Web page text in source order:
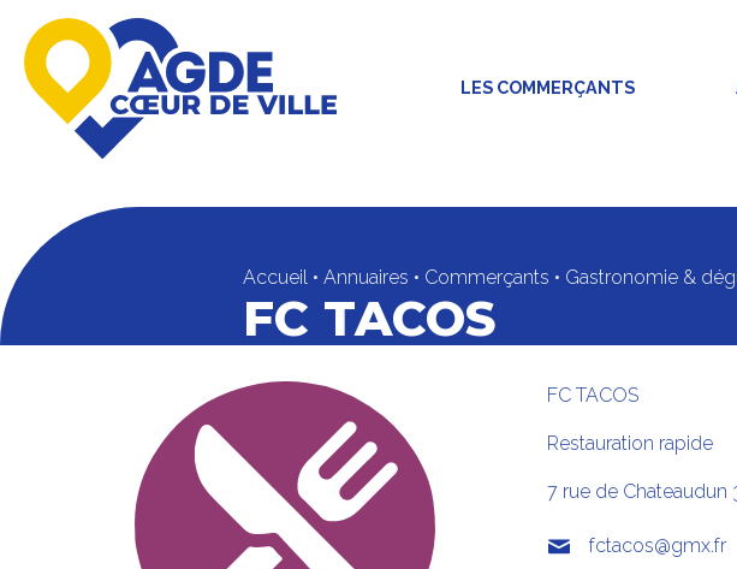
LES COMMERÇANTS
Accueil • Annuaires • Commerçants • Gastronomie &
FC TACOS
FC TACOS
Restauration rapide
7 rue de Chateaudun
fctacos@gmx.fr